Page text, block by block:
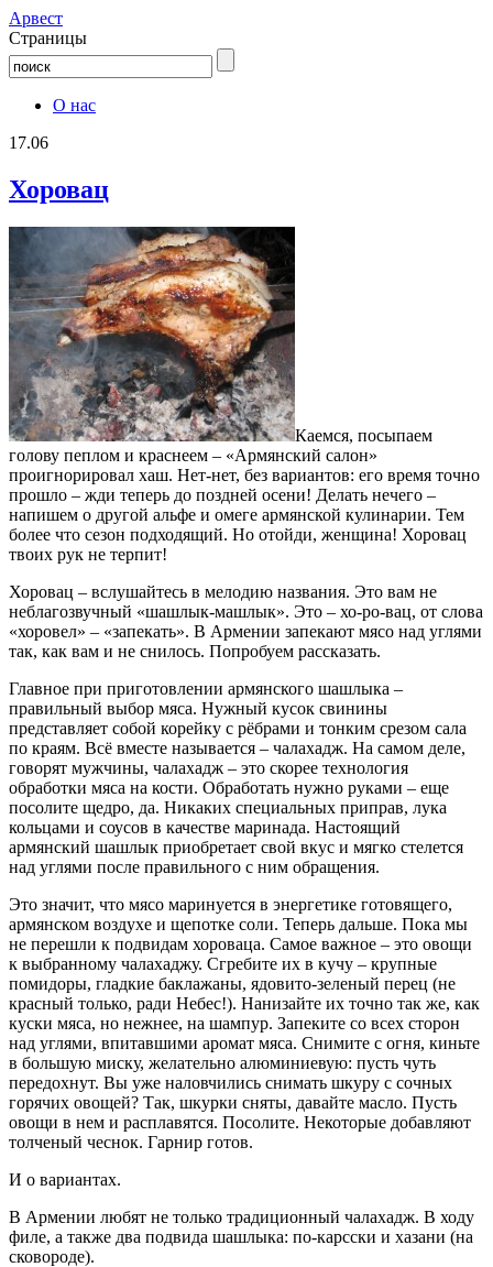
Aрвест
Страницы
О нас
17.06
Хоровац
Каемся, посыпаем
голову пеплом и краснеем – «Армянский салон»
проигнорировал хаш. Нет-нет, без вариантов: его время точно
прошло – жди теперь до поздней осени! Делать нечего –
напишем о другой альфе и омеге армянской кулинарии. Тем
более что сезон подходящий. Но отойди, женщина! Хоровац
твоих рук не терпит!
Хоровац – вслушайтесь в мелодию названия. Это вам не
неблагозвучный «шашлык-машлык». Это – хо-ро-вац, от слова
«хоровел» – «запекать». В Армении запекают мясо над углями
так, как вам и не снилось. Попробуем рассказать.
Главное при приготовлении армянского шашлыка –
правильный выбор мяса. Нужный кусок свинины
представляет собой корейку с рёбрами и тонким срезом сала
по краям. Всё вместе называется – чалахадж. На самом деле,
говорят мужчины, чалахадж – это скорее технология
обработки мяса на кости. Обработать нужно руками – еще
посолите щедро, да. Никаких специальных приправ, лука
кольцами и соусов в качестве маринада. Настоящий
армянский шашлык приобретает свой вкус и мягко стелется
над углями после правильного с ним обращения.
Это значит, что мясо маринуется в энергетике готовящего,
армянском воздухе и щепотке соли. Теперь дальше. Пока мы
не перешли к подвидам хороваца. Самое важное – это овощи
к выбранному чалахаджу. Сгребите их в кучу – крупные
помидоры, гладкие баклажаны, ядовито-зеленый перец (не
красный только, ради Небес!). Нанизайте их точно так же, как
куски мяса, но нежнее, на шампур. Запеките со всех сторон
над углями, впитавшими аромат мяса. Снимите с огня, киньте
в большую миску, желательно алюминиевую: пусть чуть
передохнут. Вы уже наловчились снимать шкуру с сочных
горячих овощей? Так, шкурки сняты, давайте масло. Пусть
овощи в нем и расплавятся. Посолите. Некоторые добавляют
толченый чеснок. Гарнир готов.
И о вариантах.
В Армении любят не только традиционный чалахадж. В ходу
филе, а также два подвида шашлыка: по-карсски и хазани (на
сковороде).